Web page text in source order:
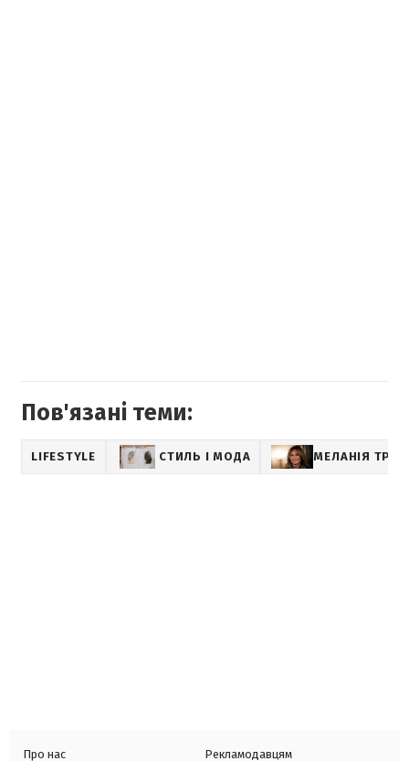
Пов'язані теми:
LIFESTYLE СТИЛЬ І МОДА МЕЛАНІЯ
Про нас
Рекламодавцям